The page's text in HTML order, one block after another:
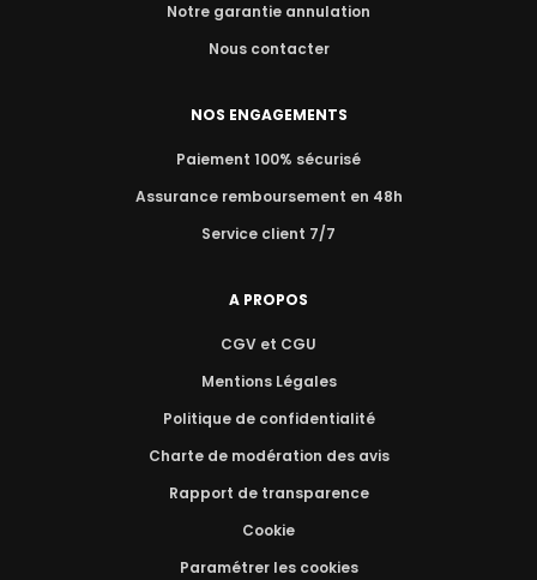
Notre garantie annulation
Nous contacter
NOS ENGAGEMENTS
Paiement 100% sécurisé
Assurance remboursement en 48h
Service client 7/7
A PROPOS
CGV et CGU
Mentions Légales
Politique de confidentialité
Charte de modération des avis
Rapport de transparence
Cookie
Paramétrer les cookies